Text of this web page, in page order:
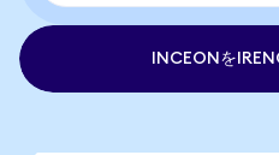
INCEONを